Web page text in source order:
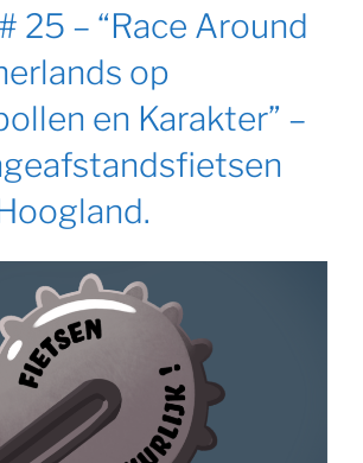
25 – “Race Around
op
en Karakter” –